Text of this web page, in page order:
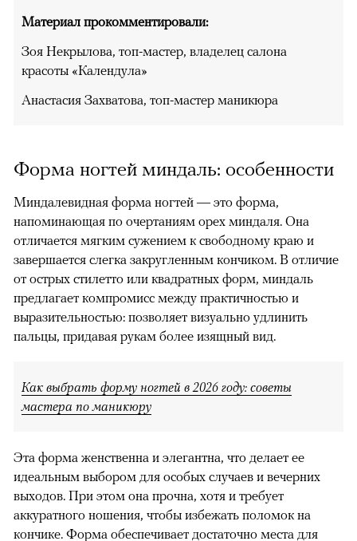
Материал прокомментировали:
Зоя Некрылова, топ-мастер, владелец салона
красоты «Календула»
Анастасия Захватова, топ-мастер маникюра
Форма ногтей миндаль: особенности
Миндалевидная форма ногтей — это форма,
напоминающая по очертаниям орех миндаля. Она
отличается мягким сужением к свободному краю и
завершается слегка закругленным кончиком. В отличие
от острых стилетто или квадратных форм, миндаль
предлагает компромисс между практичностью и
выразительностью: позволяет визуально удлинить
пальцы, придавая рукам более изящный вид.
Как выбрать форму ногтей в 2026 году: советы
мастера по маникюру
Эта форма женственна и элегантна, что делает ее
идеальным выбором для особых случаев и вечерних
выходов. При этом она прочна, хотя и требует
аккуратного ношения, чтобы избежать поломок на
кончике. Форма обеспечивает достаточно места для